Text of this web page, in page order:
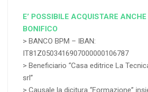
E’ POSSIBILE ACQUISTARE ANCHE
BONIFICO
> BANCO BPM – IBAN:
IT81Z0503416907000000106787
> Beneficiario “Casa editrice La
srl”